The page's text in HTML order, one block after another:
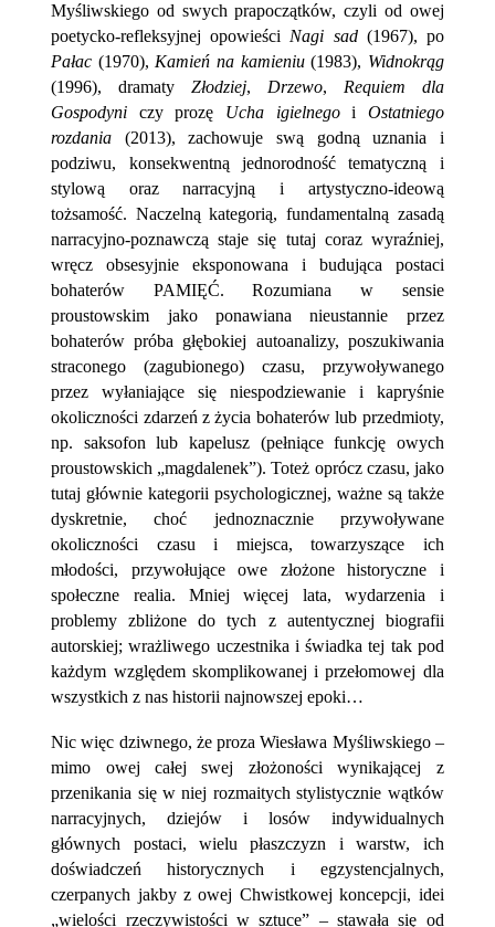
Myśliwskiego od swych prapoczątków, czyli od owej
poetycko-refleksyjnej opowieści Nagi sad(1967), po
Pałac (1970), Kamień na kamieniu(1983), Widnokrąg
(1996), dramatyZłodziej, Drzewo, Requiem dla
Gospodyni czy prozę Ucha igielnegoi Ostatniego
rozdania (2013), zachowuje swą godną uznania i
podziwu, konsekwentną jednorodność tematyczną i
stylową oraz narracyjną i artystyczno-ideową
tożsamość. Naczelną kategorią, fundamentalną zasadą
narracyjno-poznawczą staje się tutaj coraz wyraźniej,
wręcz obsesyjnie eksponowana i budująca postaci
bohaterów PAMIĘĆ. Rozumiana w sensie
proustowskim jako ponawiana nieustannie przez
bohaterów próba głębokiej autoanalizy, poszukiwania
straconego (zagubionego) czasu, przywoływanego
przez wyłaniające się niespodziewanie i kapryśnie
okoliczności zdarzeń z życia bohaterów lub przedmioty,
np. saksofon lub kapelusz (pełniące funkcję owych
proustowskich „magdalenek”). Toteż oprócz czasu, jako
tutaj głównie kategorii psychologicznej, ważne są także
dyskretnie, choć jednoznacznie przywoływane
okoliczności czasu i miejsca, towarzyszące ich
młodości, przywołujące owe złożone historyczne i
społeczne realia. Mniej więcej lata, wydarzenia i
problemy zbliżone do tych z autentycznej biografii
autorskiej; wrażliwego uczestnika i świadka tej tak pod
każdym względem skomplikowanej i przełomowej dla
wszystkich z nas historii najnowszej epoki…
Nic więc dziwnego, że proza Wiesława Myśliwskiego –
mimo owej całej swej złożoności wynikającej z
przenikania się w niej rozmaitych stylistycznie wątków
narracyjnych, dziejów i losów indywidualnych
głównych postaci, wielu płaszczyzn i warstw, ich
doświadczeń historycznych i egzystencjalnych,
czerpanych jakby z owej Chwistkowej koncepcji, idei
„wielości rzeczywistości w sztuce” – stawała się od